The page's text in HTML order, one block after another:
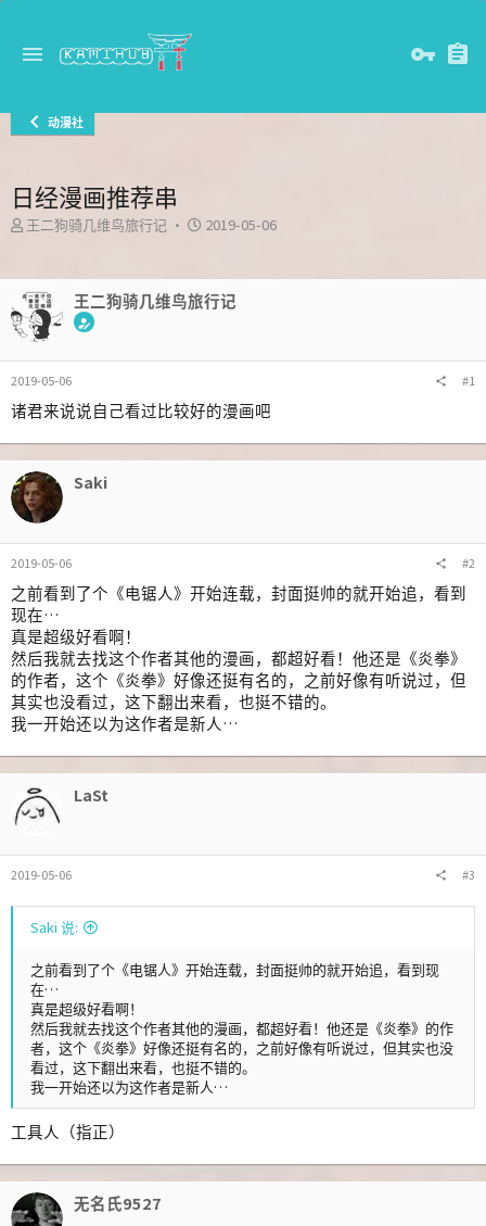
动漫社
日经漫画推荐串
主
起
人
王二狗骑几维鸟旅行记
发
间
2019-05-06
王二狗骑几维鸟旅行记
2019-05-06 #1
诸君来说说自己看过比较好的漫画吧
Saki
2019-05-06 #2
之前看到了个《电锯人》开始连载，封面挺帅的就开始追，看到
现在…
真是超级好看啊！
然后我就去找这个作者其他的漫画，都超好看！他还是《炎拳》
的作者，这个《炎拳》好像还挺有名的，之前好像有听说过，但
其实也没看过，这下翻出来看，也挺不错的。
我一开始还以为这作者是新人…
LaSt
2019-05-06 #3
Saki 说:
之前看到了个《电锯人》开始连载，封面挺帅的就开始追，看到现
在…
真是超级好看啊！
然后我就去找这个作者其他的漫画，都超好看！他还是《炎拳》的作
者，这个《炎拳》好像还挺有名的，之前好像有听说过，但其实也没
看过，这下翻出来看，也挺不错的。
我一开始还以为这作者是新人…
工具人（指正）
无名氏9527